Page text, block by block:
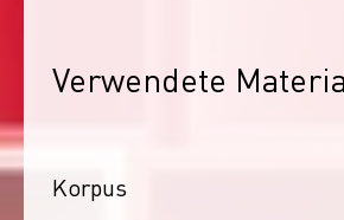
Verwendete
Korpus